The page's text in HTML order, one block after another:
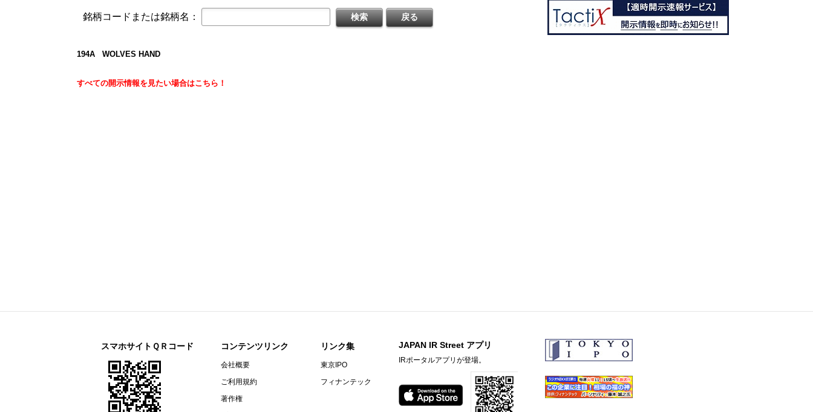
2026年12月期通期連結業績予想の修正に関するお知らせ
ソフトバンクグループ(9984)
2026年12月期 第２四半期（中間期）決算短信〔日本基準〕（連結）
2027年３月期 第１四半期決算説明資料
ＣＬホールディングス(4286)
2026年12月期第2四半期（中間期）決算短信〔ＩＦＲＳ〕（連結）
ナレルグループ(9163)
掲載開始日：5/21
梅の花グループ（7604：スタンダード）
銘柄コードまたは銘柄名：
194A WOLVES HAND
すべての開示情報を見たい場合はこちら！
スマホサイトＱＲコード コンテンツリンク
会社概要
ご利用規約
著作権
リンク集
東京IPO
フィナンテック
JAPAN IR Street アプリ
IRポータルアプリが登場。